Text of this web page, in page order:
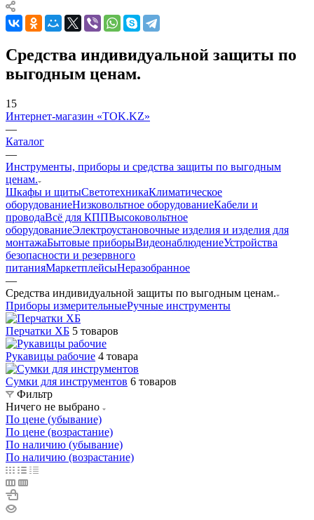
Средства индивидуальной защиты по
выгодным ценам.
15
Интернет-магазин «TOK.KZ»
—
Каталог
—
Инструменты, приборы и средства защиты по выгодным
ценам.
Шкафы и щитыСветотехникаКлиматическое
оборудованиеНизковольтное оборудованиеКабели и
проводаВсё для КППВысоковольтное
оборудованиеЭлектроустановочные изделия и изделия для
монтажаБытовые приборыВидеонаблюдениеУстройства
безопасности и резервного
питанияМаркетплейсыНеразобранное
—
Средства индивидуальной защиты по выгодным ценам.
Приборы измерительныеРучные инструменты
Перчатки ХБ 5 товаров
Рукавицы рабочие 4 товара
Сумки для инструментов 6 товаров
Фильтр
Ничего не выбрано
По цене (убывание)
По цене (возрастание)
По наличию (убывание)
По наличию (возрастание)